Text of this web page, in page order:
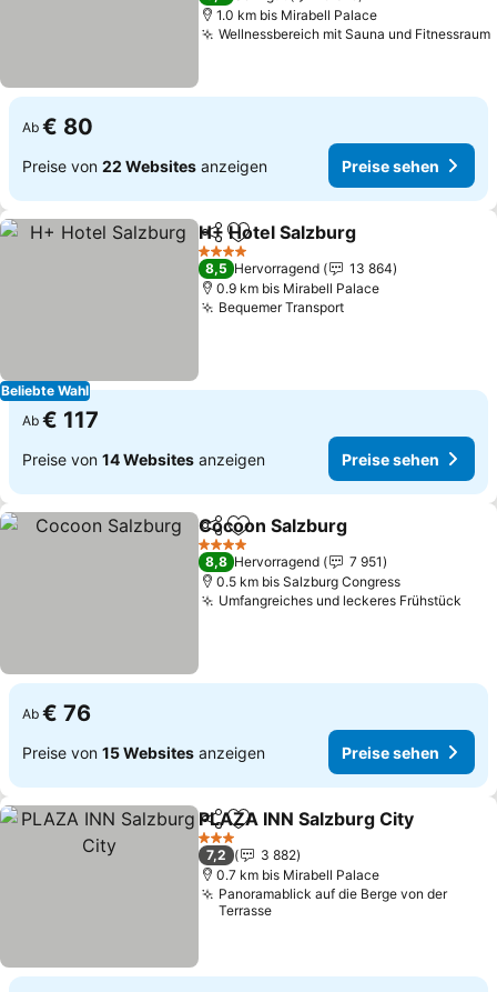
1.0 km bis Mirabell Palace
Wellnessbereich mit Sauna und Fitnessraum
Ab € 80
Preise von 22 Websites anzeigen Preise sehen
Beliebte Wahl
TeilenZu Favoriten hinzufügen
H+ Hotel Salzburg
4 Sterne
8,5 Hervorragend
13 864
0.9 km bis Mirabell Palace
Bequemer TransportPreise sehen
Ab € 117
Preise von 14 Websites anzeigen Preise sehen
TeilenZu Favoriten hinzufügen
Cocoon Salzburg
4 Sterne
8,8 Hervorragend
7 951
0.5 km bis Salzburg Congress
Umfangreiches und leckeres Frühstück
Ab € 76
Preise von 15 Websites anzeigen Preise sehen
TeilenZu Favoriten hinzufügen
PLAZA INN Salzburg City
3 Sterne
7,2
3 882
0.7 km bis Mirabell Palace
Panoramablick auf die Berge von der
Terrasse